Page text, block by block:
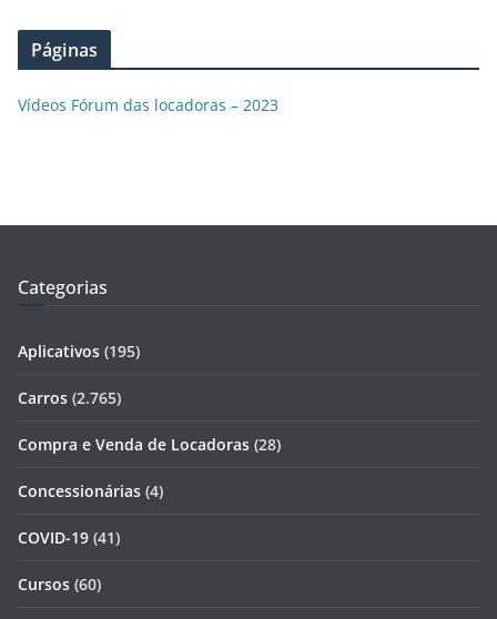
Páginas
Vídeos Fórum das locadoras – 2023
Categorias
Aplicativos (195)
Carros (2.765)
Compra e Venda de Locadoras (28)
Concessionárias (4)
COVID-19 (41)
Cursos (60)